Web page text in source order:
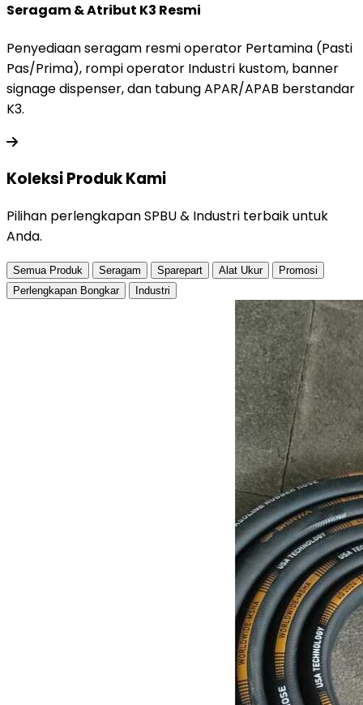
Seragam & Atribut K3 Resmi
Penyediaan seragam resmi operator Pertamina (Pasti
Pas/Prima), rompi operator Industri kustom, banner
signage dispenser, dan tabung APAR/APAB berstandar
K3.
Koleksi ProdukKami
Pilihan perlengkapan SPBU & Industri terbaik untuk
Anda.
Semua Produk Seragam Sparepart Alat Ukur
Promosi
Perlengkapan Bongkar
Industri